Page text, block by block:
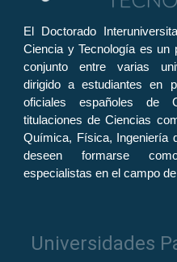
El Doctorado
Ciencia y Tecnología es un
conjunto entre varias
dirigido a estudiantes en
oficiales españoles de
titulaciones de Ciencias
Química, Física, Ingeniería
deseen formarse
especialistas en el campo
Universidades